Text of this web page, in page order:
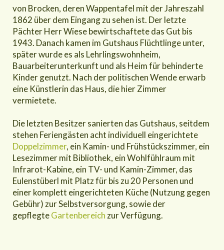
von Brocken, deren Wappentafel mit der Jahreszahl
1862 über dem Eingang zu sehen ist. Der letzte
Pächter Herr Wiese bewirtschaftete das Gut bis
1943. Danach kamen im Gutshaus Flüchtlinge unter,
später wurde es als Lehrlingswohnheim,
Bauarbeiterunterkunft und als Heim für behinderte
Kinder genutzt. Nach der politischen Wende erwarb
eine Künstlerin das Haus, die hier Zimmer
vermietete.
Die letzten Besitzer sanierten das Gutshaus, seitdem
stehen Feriengästen acht individuell eingerichtete
Doppelzimmer, ein Kamin- und Frühstückszimmer, ein
Lesezimmer mit Bibliothek, ein Wohlfühlraum mit
Infrarot-Kabine, ein TV- und Kamin-Zimmer, das
Eulenstüberl mit Platz für bis zu 20 Personen und
einer komplett eingerichteten Küche (Nutzung gegen
Gebühr) zur Selbstversorgung, sowie der
gepflegteGartenbereich zur Verfügung.